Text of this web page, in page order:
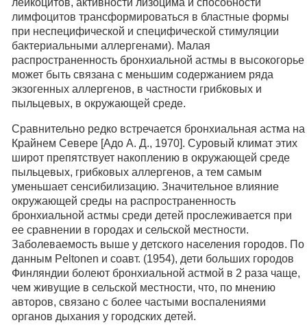
лейкоцитов, активности лизоцима и способности
лимфоцитов трансформироваться в бластные формы
при неспецифической и специфической стимуляции
бактериальными аллергенами). Малая
распространенность бронхиальной астмы в высокогорье
может быть связана с меньшим содержанием ряда
экзогенных аллергенов, в частности грибковых и
пыльцевых, в окружающей среде.
Сравнительно редко встречается бронхиальная астма на
Крайнем Севере [Адо А. Д., 1970]. Суровый климат этих
широт препятствует накоплению в окружающей среде
пыльцевых, грибковых аллергенов, а тем самым
уменьшает сенсибилизацию. Значительное влияние
окружающей среды на распространенность
бронхиальной астмы среди детей прослеживается при
ее сравнении в городах и сельской местности.
Заболеваемость выше у детского населения городов. По
данным Peltonen и соавт. (1954), дети больших городов
Финляндии болеют бронхиальной астмой в 2 раза чаще,
чем живущие в сельской местности, что, по мнению
авторов, связано с более частыми воспалениями
органов дыхания у городских детей.